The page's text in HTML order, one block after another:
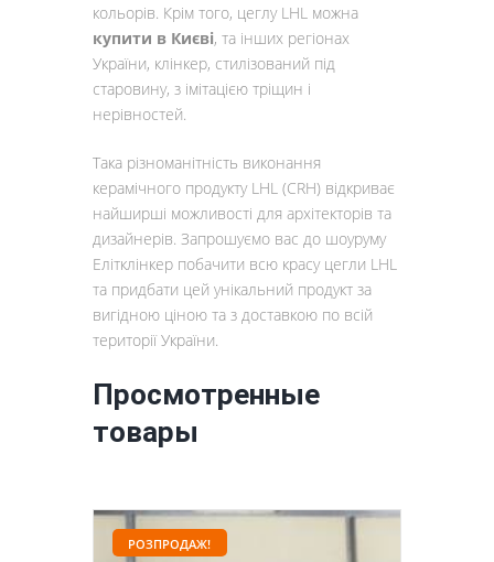
кольорів. Крім того, цеглу LHL можна
купити в Києві, та інших регіонах
України, клінкер, стилізований під
старовину, з імітацією тріщин і
нерівностей.
Така різноманітність виконання
керамічного продукту LHL (CRH) відкриває
найширші можливості для архітекторів та
дизайнерів. Запрошуємо вас до шоуруму
Елітклінкер побачити всю красу цегли LHL
та придбати цей унікальний продукт за
вигідною ціною та з доставкою по всій
території України.
Просмотренные
товары
РОЗПРОДАЖ!